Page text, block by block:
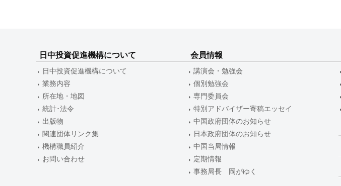
日中投資促進機構について
日中投資促進機構について
業務内容
所在地・地図
統計･法令
出版物
関連団体リンク集
機構職員紹介
お問い合わせ
会員情報
講演会・勉強会
個別勉強会
専門委員会
特別アドバイザー寄稿エッセイ
中国政府団体のお知らせ
日本政府団体のお知らせ
中国当局情報
定期情報
事務局長 岡がゆく